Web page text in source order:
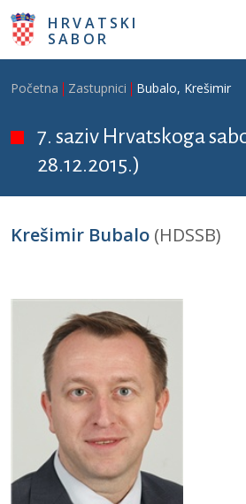
Skoči na glavni sadržaj
HRVATSKI
SABOR
Breadcrumb
Početna Zastupnici Bubalo, Krešimir
7. saziv Hrvatskoga
28.12.2015.)
Krešimir Bubalo (HDSSB)